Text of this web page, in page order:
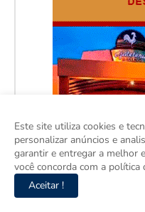
Este site utiliza cookies e
personalizar anúncios e
garantir e entregar a melhor
você concorda com a
Aceitar !